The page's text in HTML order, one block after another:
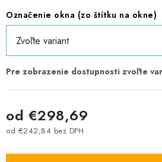
Označenie okna (zo štítku na okne)
od €298,69
od €242,84 bez DPH